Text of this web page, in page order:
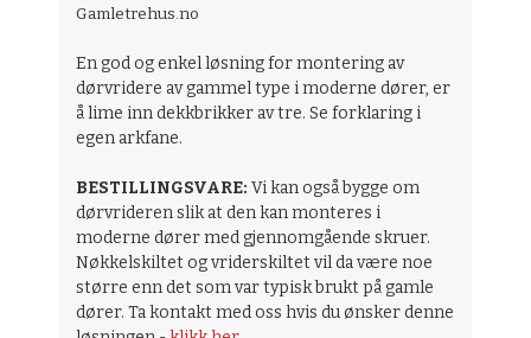
Gamletrehus.no
En god og enkel løsning for montering av
dørvridere av gammel type i moderne dører, er
å lime inn dekkbrikker av tre. Se forklaring i
egen arkfane.
BESTILLINGSVARE: Vi kan også bygge om
dørvrideren slik at den kan monteres i
moderne dører med gjennomgående skruer.
Nøkkelskiltet og vriderskiltet vil da være noe
større enn det som var typisk brukt på gamle
dører. Ta kontakt med oss hvis du ønsker denne